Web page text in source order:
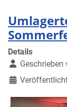
Details
Geschrieben